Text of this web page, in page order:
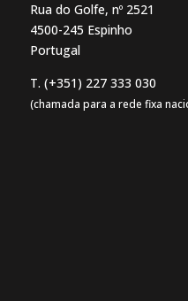
Rua do Golfe, nº 2521
4500-245 Espinho
Portugal
T. (+351) 227 333 030
(chamada para a rede fixa